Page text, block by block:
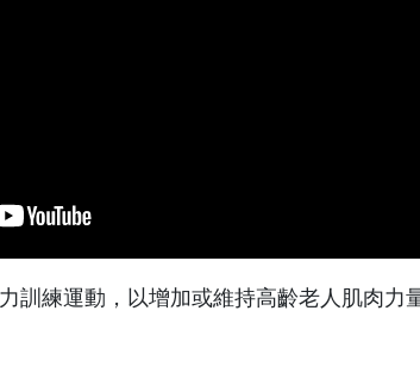
訓練運動，以增加或維持高齡老人肌肉力